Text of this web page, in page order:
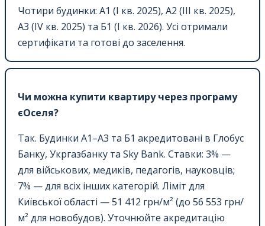
Чотири будинки: А1 (I кв. 2025), А2 (III кв. 2025),
А3 (IV кв. 2025) та Б1 (I кв. 2026). Усі отримали
сертифікати та готові до заселення.
Чи можна купити квартиру через програму
єОселя?
Так. Будинки А1–А3 та Б1 акредитовані в Глобус
Банку, Укргазбанку та Sky Bank. Ставки: 3% —
для військових, медиків, педагогів, науковців;
7% — для всіх інших категорій. Ліміт для
Київської області — 51 412 грн/м² (до 56 553 грн/
м² для новобудов). Уточнюйте акредитацію